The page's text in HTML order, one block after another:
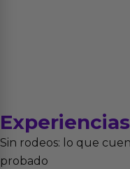
Experiencias
Sin rodeos: lo que
probado